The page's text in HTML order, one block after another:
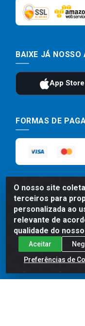
O nosso site
terceiros para
personalizada ao
relevante de
qualidade do
Aceitar
Preferências de
BAIXE JÁ NOSSO
FORMAS DE
Preços, promoções,
para compras
divergência de preço
exibido no carrinho de
As vendas estão